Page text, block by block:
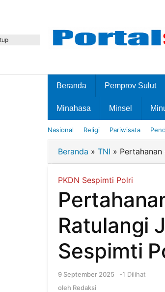
Beranda Pemprov Sulut
Minahasa Minsel
Nasional Religi Pariwisata
Beranda » TNI »
PKDN Sespimti Polri
Ratulangi
Sespimti
9 September 2025
oleh
-1 Dilihat
oleh Redaksi